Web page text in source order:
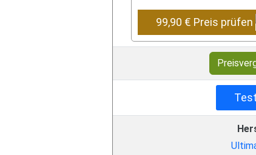
99,90 € Preis prüfen